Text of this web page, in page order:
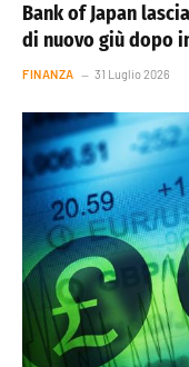
Bank of Japan
di nuovo giù dopo
FINANZA 31 Luglio 2026